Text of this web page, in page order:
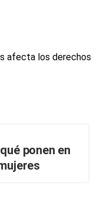
ponen en